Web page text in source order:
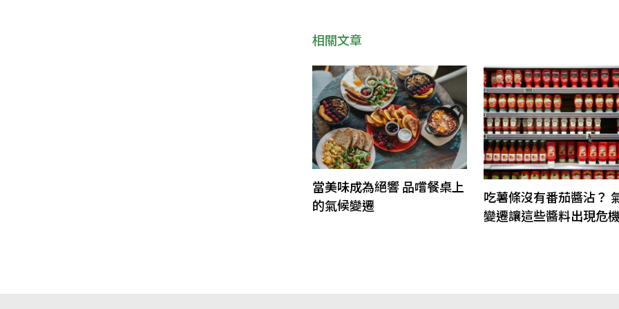
相關文章
當美味成為絕響 品嚐餐桌上
的氣候變遷
吃薯條沒有番茄醬沾？
變遷讓這些醬料出現危